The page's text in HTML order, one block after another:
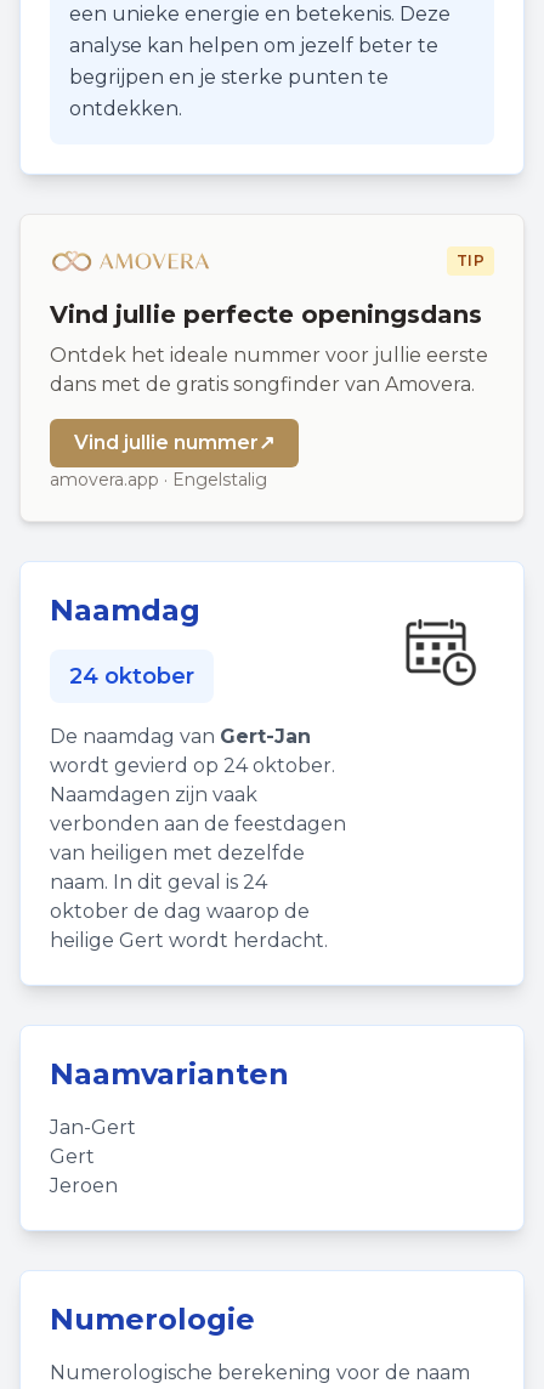
een unieke energie en betekenis. Deze
analyse kan helpen om jezelf beter te
begrijpen en je sterke punten te
ontdekken.
TIP
Vind jullie perfecte openingsdans
Ontdek het ideale nummer voor jullie eerste
dans met de gratis songfinder van Amovera.
Vind jullie nummer↗
amovera.app · Engelstalig
Naamdag
24 oktober
De naamdag van Gert-Jan
wordt gevierd op 24 oktober.
Naamdagen zijn vaak
verbonden aan de feestdagen
van heiligen met dezelfde
naam. In dit geval is 24
oktober de dag waarop de
heilige Gert wordt herdacht.
Naamvarianten
Jan-Gert
Gert
Jeroen
Numerologie
Numerologische berekening voor de naam